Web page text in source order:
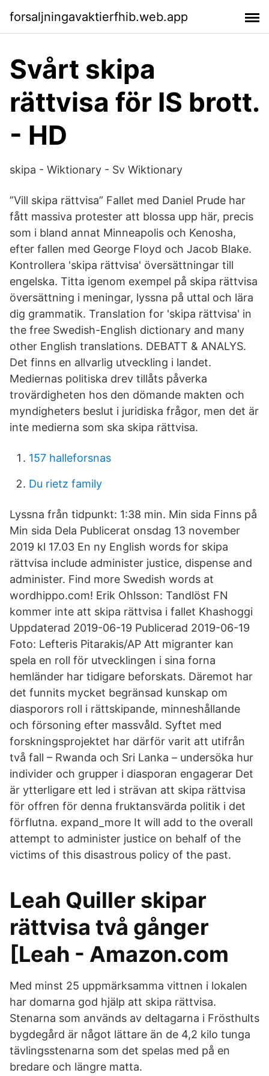
forsaljningavaktierfhib.web.app
Svårt skipa
rättvisa för IS brott.
- HD
skipa - Wiktionary - Sv Wiktionary
”Vill skipa rättvisa” Fallet med Daniel Prude har
fått massiva protester att blossa upp här, precis
som i bland annat Minneapolis och Kenosha,
efter fallen med George Floyd och Jacob Blake.
Kontrollera 'skipa rättvisa' översättningar till
engelska. Titta igenom exempel på skipa rättvisa
översättning i meningar, lyssna på uttal och lära
dig grammatik. Translation for 'skipa rättvisa' in
the free Swedish-English dictionary and many
other English translations. DEBATT & ANALYS.
Det finns en allvarlig utveckling i landet.
Mediernas politiska drev tillåts påverka
trovärdigheten hos den dömande makten och
myndigheters beslut i juridiska frågor, men det är
inte medierna som ska skipa rättvisa.
157 halleforsnas
Du rietz family
Lyssna från tidpunkt: 1:38 min. Min sida Finns på
Min sida Dela Publicerat onsdag 13 november
2019 kl 17.03 En ny English words for skipa
rättvisa include administer justice, dispense and
administer. Find more Swedish words at
wordhippo.com! Erik Ohlsson: Tandlöst FN
kommer inte att skipa rättvisa i fallet Khashoggi
Uppdaterad 2019-06-19 Publicerad 2019-06-19
Foto: Lefteris Pitarakis/AP Att migranter kan
spela en roll för utvecklingen i sina forna
hemländer har tidigare beforskats. Däremot har
det funnits mycket begränsad kunskap om
diasporors roll i rättskipande, minneshållande
och försoning efter massvåld. Syftet med
forskningsprojektet har därför varit att utifrån
två fall – Rwanda och Sri Lanka – undersöka hur
individer och grupper i diasporan engagerar Det
är ytterligare ett led i strävan att skipa rättvisa
för offren för denna fruktansvärda politik i det
förflutna. expand_more It will add to the overall
attempt to administer justice on behalf of the
victims of this disastrous policy of the past.
Leah Quiller skipar
rättvisa två gånger
[Leah - Amazon.com
Med minst 25 uppmärksamma vittnen i lokalen
har domarna god hjälp att skipa rättvisa.
Stenarna som används av deltagarna i Frösthults
bygdegård är något lättare än de 4,2 kilo tunga
tävlingsstenarna som det spelas med på en
bredare och längre matta.